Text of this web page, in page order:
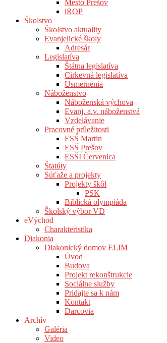
Mesto Prešov
iROP
Školstvo
Školstvo aktuality
Evanjelické školy
Adresár
Legislatíva
Štátna legislatíva
Cirkevná legislatíva
Usmernenia
Náboženstvo
Náboženská výchova
Evanj. a.v. náboženstvá
Vzdelávanie
Pracovné príležitosti
ESŠ Martin
ESŠ Prešov
ESŠI Červenica
Štatúty
Súťaže a projekty
Projekty škôl
PSK
Biblická olympiáda
Školský výbor VD
eVýchod
Charakteristika
Diakonia
Diakonický domov ELIM
Úvod
Budova
Projekt rekonštrukcie
Sociálne služby
Pridajte sa k nám
Kontakt
Darcovia
Archív
Galéria
Video